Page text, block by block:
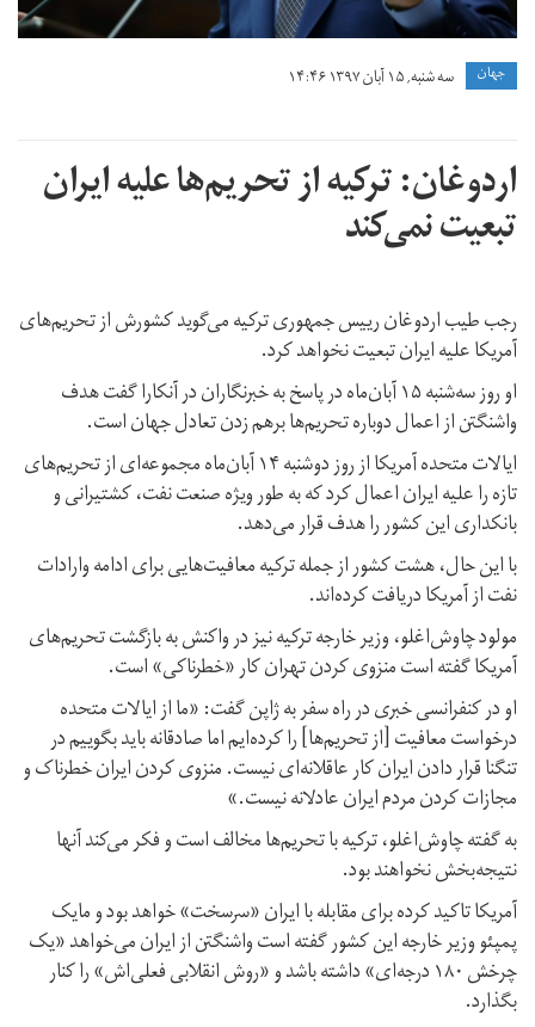
جهان سه شنبه, ۱۵ آبان ۱۳۹۷ ۱۴:۴۶
اردوغان: ترکیه از تحریم‌ها علیه ایران
تبعیت نمی‌کند
رجب طیب اردوغان رییس جمهوری ترکیه می‌گوید کشورش از تحریم‌های
آمریکا علیه ایران تبعیت نخواهد کرد.
او روز سه‌شنبه ۱۵ آبان‌ماه در پاسخ به خبرنگاران در آنکارا گفت هدف
واشنگتن از اعمال دوباره تحریم‌ها برهم زدن تعادل جهان است.
ایالات متحده آمریکا از روز دوشنبه ۱۴ آبان‌‌ماه مجموعه‌ای از تحریم‌های
تازه را علیه ایران اعمال کرد که به طور ویژه صنعت نفت، کشتیرانی و
بانکداری این کشور را هدف قرار می‌دهد.
با این حال، هشت کشور از جمله ترکیه معافیت‌هایی برای ادامه وارادات
نفت از آمریکا دریافت کرده‌اند.
مولود چاوش‌اغلو، وزیر خارجه ترکیه نیز در واکنش به بازگشت تحریم‌های
آمریکا گفته است منزوی کردن تهران کار «خطرناکی» است.
او در کنفرانسی خبری در راه سفر به ژاپن گفت: «ما از ایالات متحده
درخواست معافیت [از تحریم‌ها] را کرده‌ایم اما صادقانه باید بگوییم در
تنگنا قرار دادن ایران کار عاقلانه‌ای نیست. منزوی کردن ایران خطرناک و
مجازات کردن مردم ایران عادلانه نیست.»
به گفته چاوش‌اغلو، ترکیه با تحریم‌ها مخالف است و فکر می‌کند آنها
نتیجه‌بخش نخواهند بود.
آمریکا تاکید کرده برای مقابله با ایران «سرسخت» خواهد بود و مایک
پمپئو وزیر خارجه این کشور گفته است واشنگتن از ایران می‌خواهد «یک
چرخش ۱۸۰ درجه‌ای» داشته باشد و «روش انقلابی فعلی‌اش» را کنار
بگذارد.